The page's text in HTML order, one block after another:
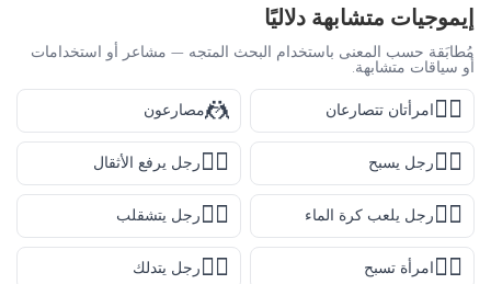
إيموجيات متشابهة دلاليًا
مُطابَقة حسب المعنى باستخدام البحث المتجه — مشاعر أو استخدامات
أو سياقات متشابهة.
🤼‍♀️امرأتان تتصارعان 🤼مصارعون
🏊‍♂️رجل يسبح 🏋️‍♂️رجل يرفع الأثقال
🤽‍♂️رجل يلعب كرة الماء 🤸‍♂️رجل يتشقلب
🏊‍♀️امرأة تسبح 💆‍♂️رجل يتدلك